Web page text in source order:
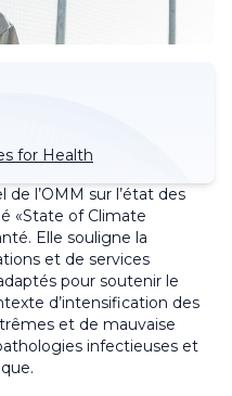
for Health
de l’OMM sur l’état des
«State of Climate
Elle souligne la
et de services
pour soutenir le
d’intensification des
et de mauvaise
infectieuses et